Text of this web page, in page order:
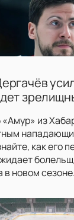
из
как его
в новом сезоне.